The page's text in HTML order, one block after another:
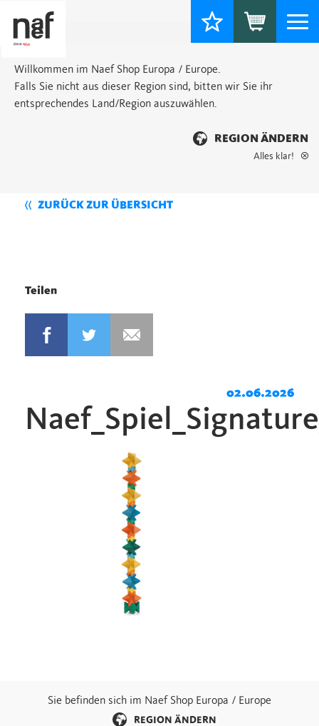
Willkommen im Naef Shop Europa / Europe.
Falls Sie nicht aus dieser Region sind, bitten wir Sie ihr
entsprechendes Land/Region auszuwählen.
REGION ÄNDERN
Alles klar!
ZURÜCK ZUR ÜBERSICHT
Teilen
02.06.2026
Sie befinden sich im Naef Shop Europa / Europe
REGION ÄNDERN